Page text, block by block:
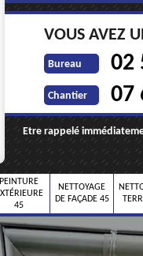
VOUS AVEZ
Bureau 02
Chantier 07
Etre rappelé
PEINTURE
45
NETTOYAGE
DE FAÇADE 45